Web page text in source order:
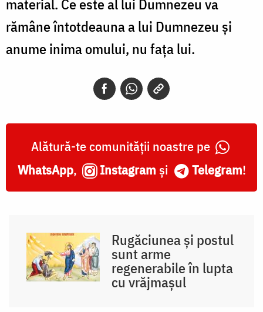
material. Ce este al lui Dumnezeu va
rămâne întotdeauna a lui Dumnezeu și
anume inima omului, nu fața lui.
Alătură-te comunității noastre pe
WhatsApp, Instagram și Telegram!
Rugăciunea și postul
sunt arme
regenerabile în lupta
cu vrăjmașul